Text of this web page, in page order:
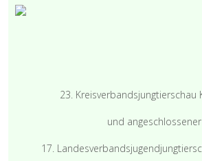
23. Kreisverbandsjungtierschau
und angeschlossener
17.